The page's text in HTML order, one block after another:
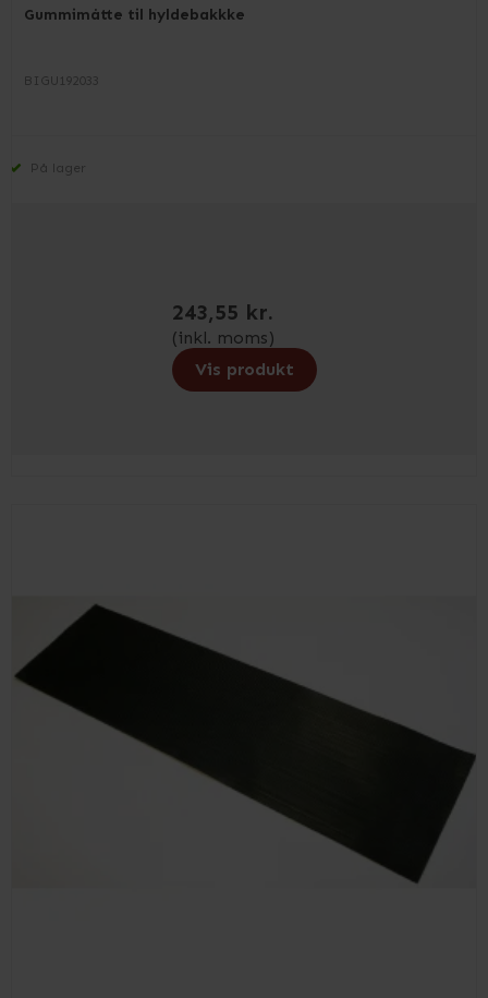
Gummimåtte til hyldebakkke
BIGU192033
På lager
243,55 kr.
(inkl. moms)
Vis produkt